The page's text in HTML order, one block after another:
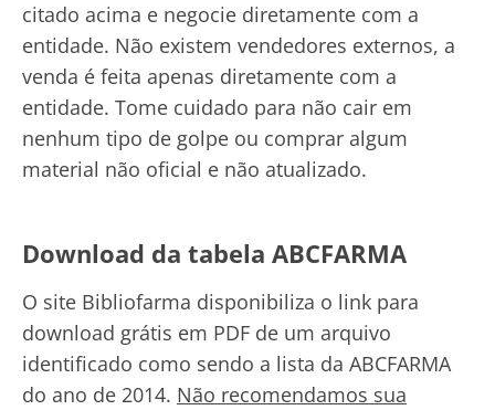
citado acima e negocie diretamente com a
entidade. Não existem vendedores externos, a
venda é feita apenas diretamente com a
entidade. Tome cuidado para não cair em
nenhum tipo de golpe ou comprar algum
material não oficial e não atualizado.
Download da tabela ABCFARMA
O site Bibliofarma disponibiliza o link para
download grátis em PDF de um arquivo
identificado como sendo a lista da ABCFARMA
do ano de 2014. Não recomendamos sua